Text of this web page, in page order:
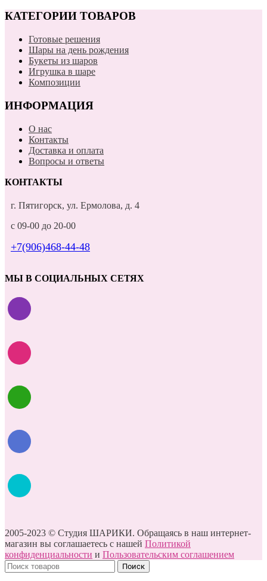
КАТЕГОРИИ ТОВАРОВ
Готовые решения
Шары на день рождения
Букеты из шаров
Игрушка в шаре
Композиции
ИНФОРМАЦИЯ
О нас
Контакты
Доставка и оплата
Вопросы и ответы
КОНТАКТЫ
г. Пятигорск, ул. Ермолова, д. 4
с 09-00 до 20-00
+7(906)468-44-48
МЫ В СОЦИАЛЬНЫХ СЕТЯХ
2005-2023 © Студия ШАРИКИ. Обращаясь в наш интернет-
магазин вы соглашаетесь с нашей Политикой
конфиденциальности и Пользовательским соглашением
Поиск